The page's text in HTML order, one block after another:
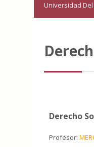
Universidad
Derecho
Profesor: